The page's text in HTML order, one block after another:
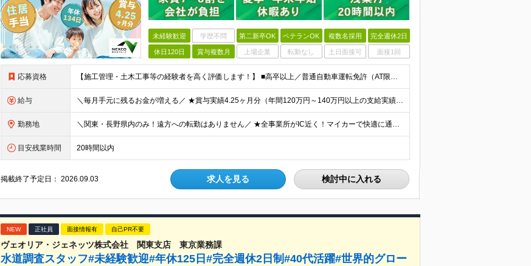
未経験歓迎 学歴不問 第二新卒OK ベテランOK 複数名採用 完全週休2日
休日120日 賞与複数月 上場企業 転勤なし 土日面接可 面接1回
応募資格 【施工管理・土木工事等の経験者を高く評価します！】 ■高卒以上／普通自動車運転免許（AT限定可）をお持ちの方 ＜以下、いずれかに該当する方歓迎＞ ◎土木系学科を卒業された方 ◎1・2級土木／造園
給与 ＼毎月手元に残るお金が増える／ ★賞与実績4.25ヶ月分（年間120万円～140万円以上の支給実績あり） ★家賃・駐車場代の最大8割を会社が負担！家計の支出を大幅にカット ★残業代は1分単位（合計1時
勤務地 ＼関東・長野県内のみ！遠方への転勤はありません／ ★全事業所がIC近く！マイカーで快適に通勤可能です ★引越し費用や単身赴任時の家賃・家具家電の賃料も全額負担します ◎京浜事業所 神奈川県横浜市都筑
目安残業時間 20時間以内
掲載終了予定日：2026.09.03 求人を見る 検討中に入れる
NEW 正社員 面接情報有 自己PR不要
ヴェオリア・ジェネッツ株式会社 関東支店 東京業務課
水道調査スタッフ#未経験歓迎#年休125日#完全週休2日制#40代活躍#世界的グロー